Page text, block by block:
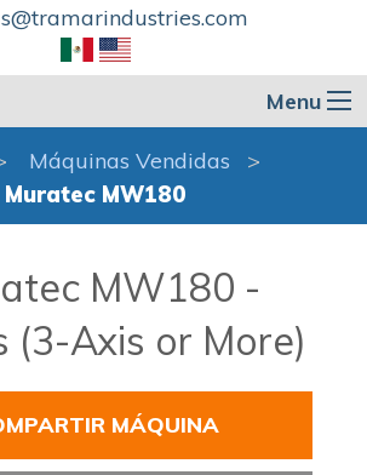
Menu
Máquinas Vendidas
Muratec MW180
MW180 -
(3-Axis or More)
MÁQUINA